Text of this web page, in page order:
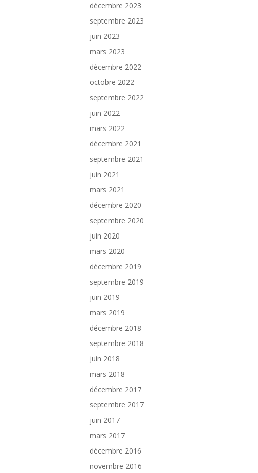
décembre 2023
septembre 2023
juin 2023
mars 2023
décembre 2022
octobre 2022
septembre 2022
juin 2022
mars 2022
décembre 2021
septembre 2021
juin 2021
mars 2021
décembre 2020
septembre 2020
juin 2020
mars 2020
décembre 2019
septembre 2019
juin 2019
mars 2019
décembre 2018
septembre 2018
juin 2018
mars 2018
décembre 2017
septembre 2017
juin 2017
mars 2017
décembre 2016
novembre 2016